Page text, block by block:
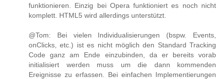
funktionieren. Einzig bei Opera funktioniert es noch nicht
komplett. HTML5 wird allerdings unterstützt.
@Tom: Bei vielen Individualisierungen (bspw. Events,
onClicks, etc.) ist es nicht möglich den Standard Tracking
Code ganz am Ende einzubinden, da er bereits vorab
initialisiert werden muss um die dann kommenden
Ereignisse zu erfassen. Bei einfachen Implementierungen